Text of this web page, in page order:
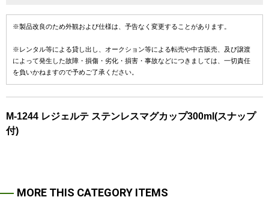
※製品改良のため外観および仕様は、予告なく変更することがあります。
※レンタル等による貸し出し、オークション等による転売や中古販売、及び譲渡
によって発生した故障・損傷・劣化・損害・事故などにつきましては、一切責任
を負いかねますので予めご了承ください。
M-1244 レジェルテ ステンレスマグカップ300ml(スナップ
付)
MORE THIS CATEGORY ITEMS